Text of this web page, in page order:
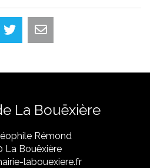
La Bouëxière
Rémond
La Bouëxière
labouexiere.fr